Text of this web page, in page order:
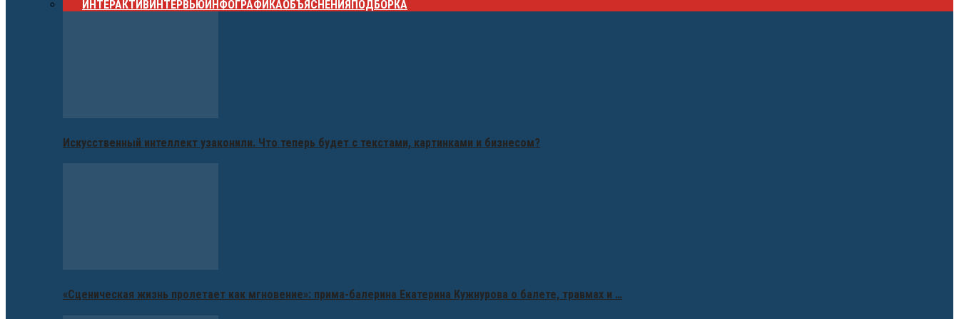
ИНТЕРАКТИВ ИНТЕРВЬЮИНФОГРАФИКАОБЪЯСНЕНИЯ ПОДБОРКА
Искусственный интеллект узаконили. Что теперь будет с текстами, картинками и бизнесом?
«Сценическая жизнь пролетает как мгновение»: прима-балерина Екатерина Кужнурова о балете, травмах и …